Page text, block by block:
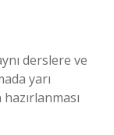
derslere ve
yarı